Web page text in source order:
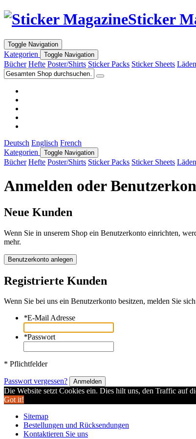
Sticker
Toggle Navigation
Kategorien Toggle Navigation
Bücher Hefte Poster/Shirts Sticker Packs Sticker Sheets Läden
Deutsch Englisch French
Kategorien
Toggle Navigation
Bücher Hefte Poster/Shirts Sticker Packs Sticker Sheets Läden
Anmelden oder
Neue Kunden
Wenn Sie in unserem Shop ein Benutzerkonto einrichten,
mehr.
Benutzerkonto anlegen
Registrierte Kunden
Wenn Sie bei uns ein Benutzerkonto besitzen, melden Sie
*E-Mail Adresse
*Passwort
* Pflichtfelder
Passwort vergessen? Anmelden
Die Website setzt Cookies ein. Dies hilt uns, den Traffic auf
Got it!
Sitemap
Bestellungen und Rücksendungen
Kontaktieren Sie uns